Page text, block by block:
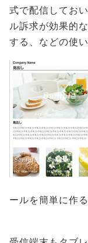
式で配信してお
ル訴求が効果的
する、などの使
ールを簡単に作